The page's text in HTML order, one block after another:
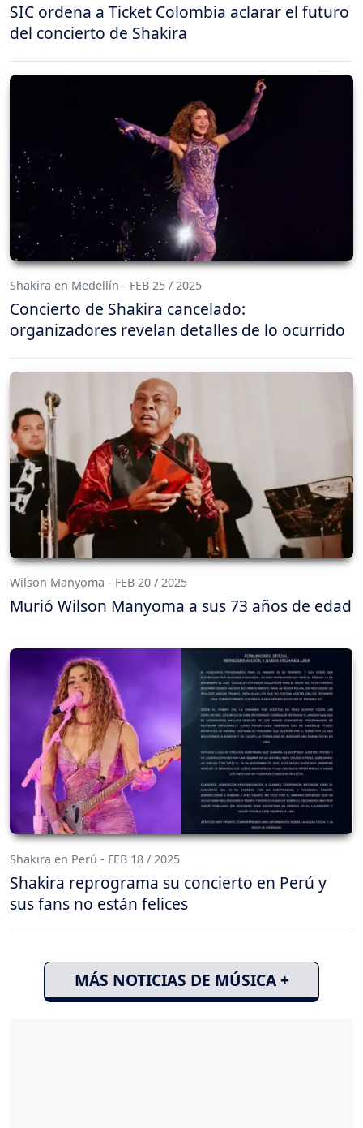
SIC ordena a Ticket Colombia aclarar el futuro
del concierto de Shakira
Shakira en Medellín - FEB 25 / 2025
Concierto de Shakira cancelado:
organizadores revelan detalles de lo ocurrido
Wilson Manyoma - FEB 20 / 2025
Murió Wilson Manyoma a sus 73 años de edad
Shakira en Perú - FEB 18 / 2025
Shakira reprograma su concierto en Perú y
sus fans no están felices
MÁS NOTICIAS DE MÚSICA +